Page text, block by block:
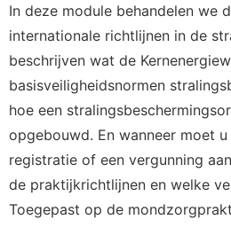
In deze module behandelen we
internationale richtlijnen in de
beschrijven wat de
basisveiligheidsnormen
hoe een
opgebouwd. En wanneer moet
registratie of een vergunning
de praktijkrichtlijnen en welke
Toegepast op de